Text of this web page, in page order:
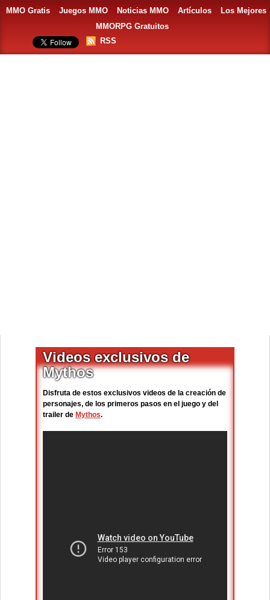
MMO Gratis Juegos MMO Noticias MMO Artículos
Los Mejores
MMORPG Gratuitos
RSS
Videos exclusivos de
Mythos
Disfruta de estos exclusivos videos de la creación de
personajes, de los primeros pasos en el juego y del
trailer de Mythos.